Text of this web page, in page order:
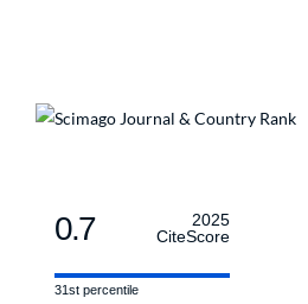
0.7
2025
CiteScore
31st percentile